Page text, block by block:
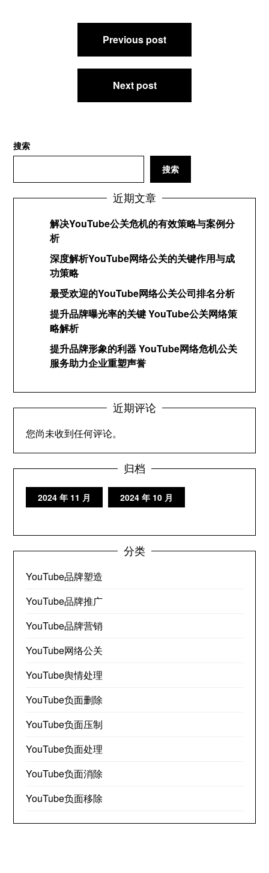
Previous post
Next post
搜索
搜索
近期文章
解决YouTube公关危机的有效策略与案例分
析
深度解析YouTube网络公关的关键作用与成
功策略
最受欢迎的YouTube网络公关公司排名分析
提升品牌曝光率的关键 YouTube公关网络策
略解析
提升品牌形象的利器 YouTube网络危机公关
服务助力企业重塑声誉
近期评论
您尚未收到任何评论。
归档
2024 年 11 月 2024 年 10 月
分类
YouTube品牌塑造
YouTube品牌推广
YouTube品牌营销
YouTube网络公关
YouTube舆情处理
YouTube负面删除
YouTube负面压制
YouTube负面处理
YouTube负面消除
YouTube负面移除